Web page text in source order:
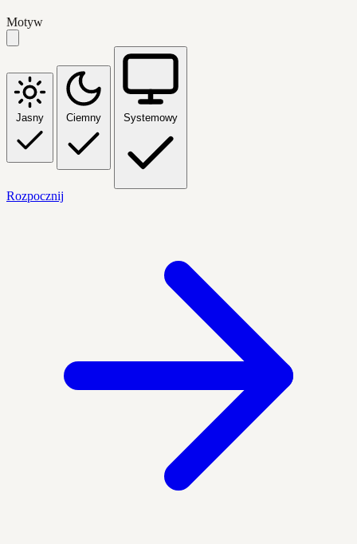
Motyw
Jasny Ciemny Systemowy
Rozpocznij